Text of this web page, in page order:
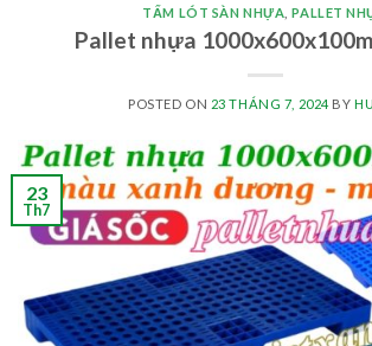
TẤM LÓT SÀN NHỰA ,PALLET
Pallet nhựa
POSTED ON 23 THÁNG 7, 2024BY
23
Th7